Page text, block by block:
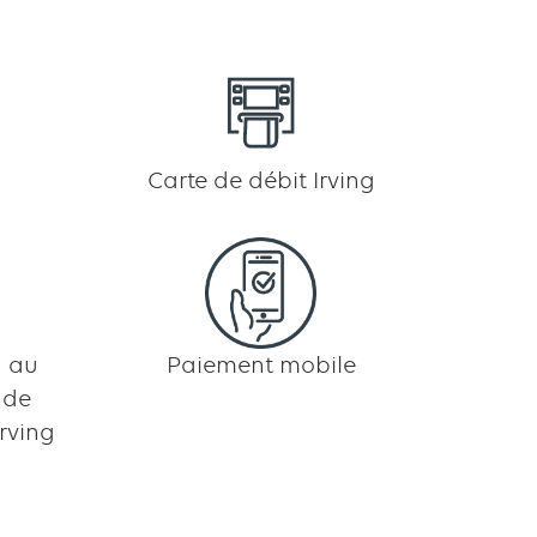
Carte de débit Irving
au
Paiement mobile